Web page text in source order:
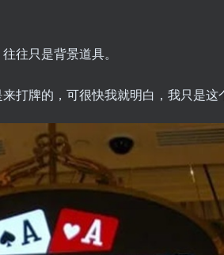
往只是背景道具。
打牌的，可很快我就明白，我只是这